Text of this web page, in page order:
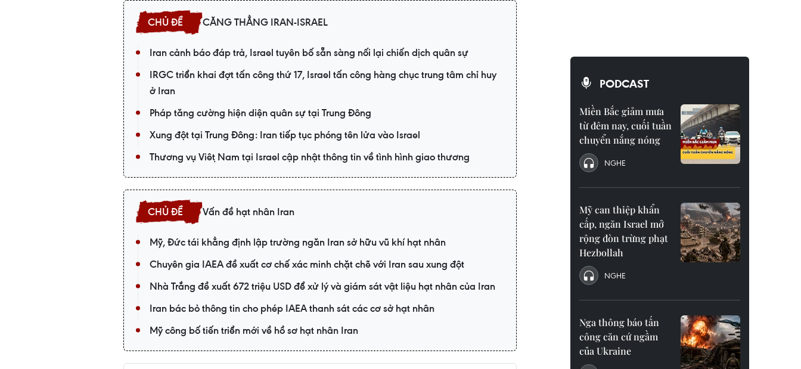
CĂNG THẲNG IRAN-ISRAEL
Iran cảnh báo đáp trả, Israel tuyên bố sẵn sàng nối lại chiến dịch quân sự
IRGC triển khai đợt tấn công thứ 17, Israel tấn công hàng chục trung tâm chỉ huy
ở Iran
Pháp tăng cường hiện diện quân sự tại Trung Đông
Xung đột tại Trung Đông: Iran tiếp tục phóng tên lửa vào Israel
Thương vụ Việt Nam tại Israel cập nhật thông tin về tình hình giao thương
Vấn đề hạt nhân Iran
Mỹ, Đức tái khẳng định lập trường ngăn Iran sở hữu vũ khí hạt nhân
Chuyên gia IAEA đề xuất cơ chế xác minh chặt chẽ với Iran sau xung đột
Nhà Trắng đề xuất 672 triệu USD để xử lý và giám sát vật liệu hạt nhân của Iran
Iran bác bỏ thông tin cho phép IAEA thanh sát các cơ sở hạt nhân
Mỹ công bố tiến triển mới về hồ sơ hạt nhân Iran
PODCAST
Miền Bắc giảm mưa
từ đêm nay, cuối tuần
chuyển nắng nóng
NGHE
Mỹ can thiệp khẩn
cấp, ngăn Israel mở
rộng đòn trừng phạt
Hezbollah
NGHE
Nga thông báo tấn
công căn cứ ngầm
của Ukraine